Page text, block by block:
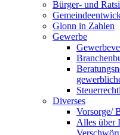
Bürger- und
Glonn in Zahlen
Gewerbe
Diverses
Vorsorge/
Alles über